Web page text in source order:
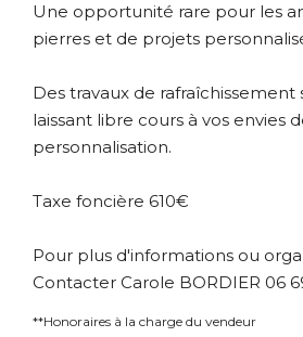
Une opportunité rare pour les
pierres et de projets
Des travaux de rafraîchissement
laissant libre cours à vos envies
personnalisation.
Taxe foncière 610€
Pour plus d'informations ou
Contacter Carole BORDIER 06
**Honoraires à la charge du vendeur